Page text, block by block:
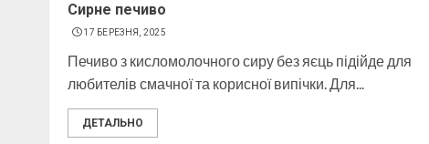
Сирне печиво
17 БЕРЕЗНЯ, 2025
Печиво з кисломолочного сиру без яєць підійде для
любителів смачної та корисної випічки. Для...
ДЕТАЛЬНО